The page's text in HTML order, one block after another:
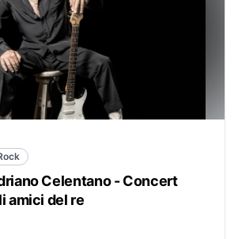
Celentano - Concert
amici del re